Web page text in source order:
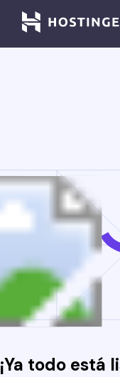
¡Ya todo está